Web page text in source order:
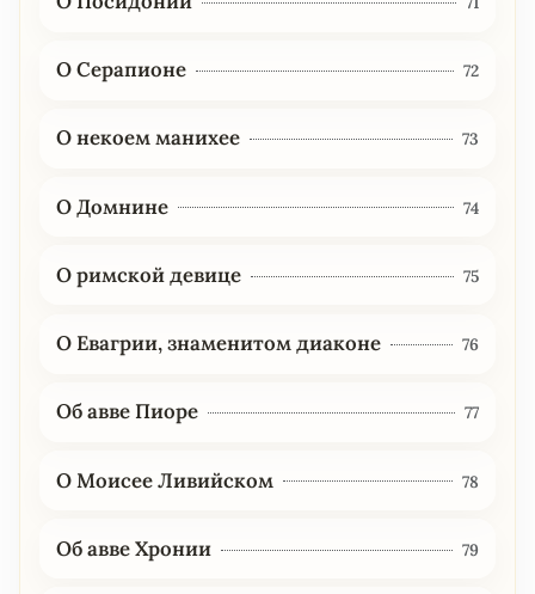
О Серапионе 72
О некоем манихее 73
О Домнине 74
О римской девице 75
О Евагрии, знаменитом диаконе 76
Об авве Пиоре 77
О Моисее Ливийском 78
Об авве Хронии 79